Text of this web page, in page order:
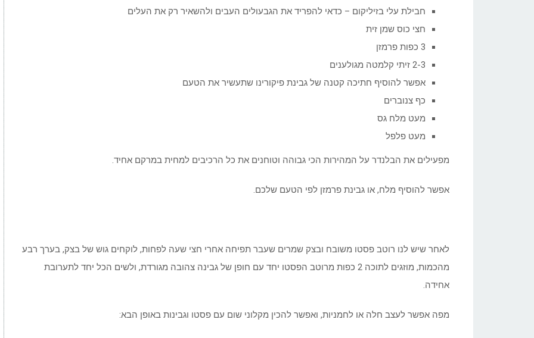
חבילת עלי בזיליקום – כדאי להפריד את הגבעולים העבים ולהשאיר רק את העלים
חצי כוס שמן זית
3 כפות פרמזן
2-3 זיתי קלמטה מגולענים
אפשר להוסיף חתיכה קטנה של גבינת פיקורינו שתעשיר את הטעם
כף צנוברים
מעט מלח גס
מעט פלפל
מפעילים את הבלנדר על המהירות הכי גבוהה וטוחנים את כל הרכיבים למחית במרקם אחיד.
אפשר להוסיף מלח, או גבינת פרמזן לפי הטעם שלכם.
לאחר שיש לנו רוטב פסטו משובח ובצק שמרים שעבר תפיחה אחרי חצי שעה לפחות, לוקחים גוש של בצק, בערך רבע
מהכמות, מוזגים לתוכה 2 כפות מרוטב הפסטו יחד עם חופן של גבינה צהובה מגורדת, ולשים הכל יחד לתערובת
אחידה.
מפה אפשר לעצב חלה או לחמניות, ואפשר להכין מקלוני שום עם פסטו וגבינות באופן הבא: